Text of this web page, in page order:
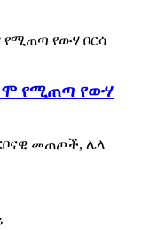
የሚጠጣ የውሃ
መጠጦች, ሌላ